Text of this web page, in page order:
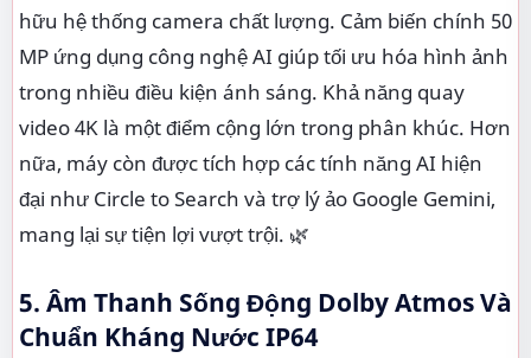
hữu hệ thống camera chất lượng. Cảm biến chính 50
MP ứng dụng công nghệ AI giúp tối ưu hóa hình ảnh
trong nhiều điều kiện ánh sáng. Khả năng quay
video 4K là một điểm cộng lớn trong phân khúc. Hơn
nữa, máy còn được tích hợp các tính năng AI hiện
đại như Circle to Search và trợ lý ảo Google Gemini,
mang lại sự tiện lợi vượt trội. 🌿
5. Âm Thanh Sống Động Dolby Atmos Và
Chuẩn Kháng Nước IP64